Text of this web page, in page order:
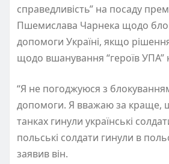
справедливість” на посаду
Пшемислава Чарнека щодо
допомоги Україні, якщо
щодо вшанування “героїв УПА”
“Я не погоджуюся з
допомоги. Я вважаю за краще,
танках гинули українські
польські солдати гинули в
заявив він.